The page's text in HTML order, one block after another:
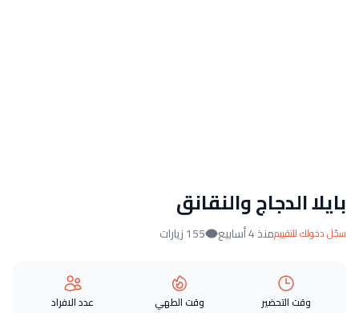
بايلا الدجاج والنقانق
سجّل دخولك للتقييممنذ 4 أسابيع 155 زيارات
وقت التحضير وقت الطهي عدد الافراد